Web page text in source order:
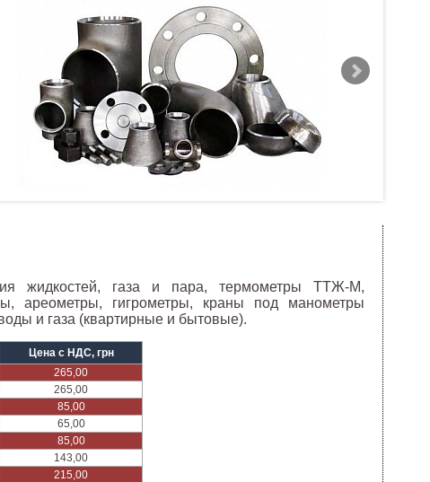
жидкостей, газа и пара, термометры ТТЖ-М,
ареометры, гигрометры, краны под манометры
и газа (квартирные и бытовые).
Цена с НДС, грн
265,00
265,00
85,00
65,00
85,00
143,00
215,00